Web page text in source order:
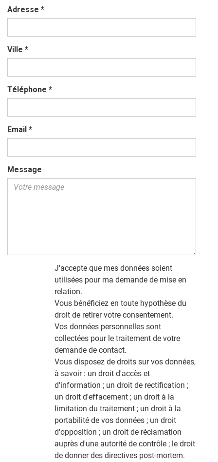
Adresse *
Ville *
Téléphone *
Email *
Message
J'accepte que mes données soient
utilisées pour ma demande de mise en
relation.
Vous bénéficiez en toute hypothèse du
droit de retirer votre consentement.
Vos données personnelles sont
collectées pour le traitement de votre
demande de contact.
Vous disposez de droits sur vos données,
à savoir : un droit d'accès et
d'information ; un droit de rectification ;
un droit d'effacement ; un droit à la
limitation du traitement ; un droit à la
portabilité de vos données ; un droit
d'opposition ; un droit de réclamation
auprès d'une autorité de contrôle ; le droit
de donner des directives post-mortem.